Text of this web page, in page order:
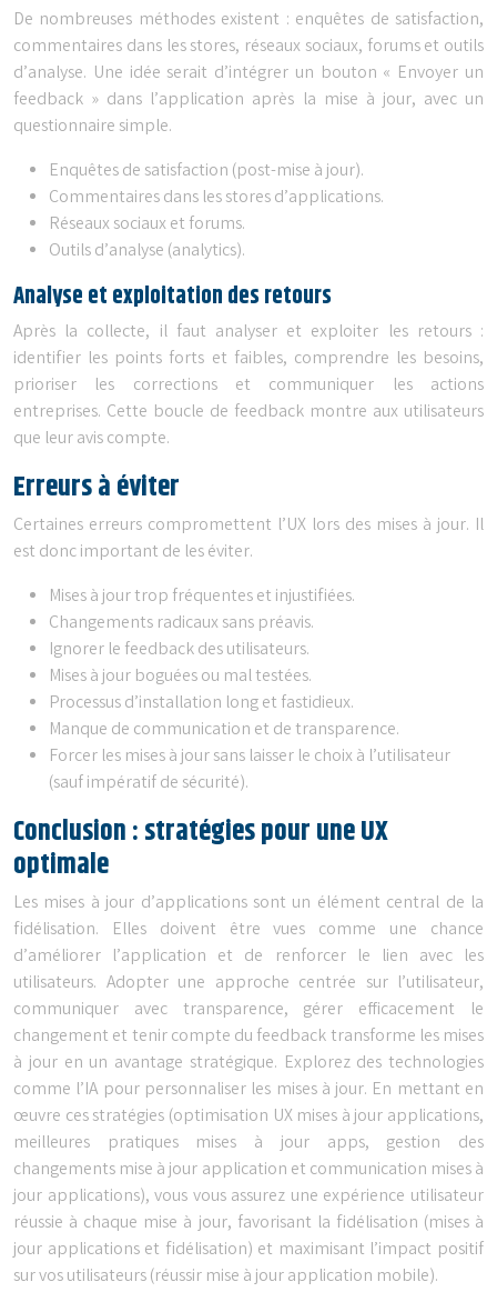
De nombreuses méthodes existent : enquêtes de satisfaction,
commentaires dans les stores, réseaux sociaux, forums et outils
d’analyse. Une idée serait d’intégrer un bouton « Envoyer un
feedback » dans l’application après la mise à jour, avec un
questionnaire simple.
Enquêtes de satisfaction (post-mise à jour).
Commentaires dans les stores d’applications.
Réseaux sociaux et forums.
Outils d’analyse (analytics).
Analyse et exploitation des retours
Après la collecte, il faut analyser et exploiter les retours :
identifier les points forts et faibles, comprendre les besoins,
prioriser les corrections et communiquer les actions
entreprises. Cette boucle de feedback montre aux utilisateurs
que leur avis compte.
Erreurs à éviter
Certaines erreurs compromettent l’UX lors des mises à jour. Il
est donc important de les éviter.
Mises à jour trop fréquentes et injustifiées.
Changements radicaux sans préavis.
Ignorer le feedback des utilisateurs.
Mises à jour boguées ou mal testées.
Processus d’installation long et fastidieux.
Manque de communication et de transparence.
Forcer les mises à jour sans laisser le choix à l’utilisateur
(sauf impératif de sécurité).
Conclusion : stratégies pour une UX
optimale
Les mises à jour d’applications sont un élément central de la
fidélisation. Elles doivent être vues comme une chance
d’améliorer l’application et de renforcer le lien avec les
utilisateurs. Adopter une approche centrée sur l’utilisateur,
communiquer avec transparence, gérer efficacement le
changement et tenir compte du feedback transforme les mises
à jour en un avantage stratégique. Explorez des technologies
comme l’IA pour personnaliser les mises à jour. En mettant en
œuvre ces stratégies (optimisation UX mises à jour applications,
meilleures pratiques mises à jour apps, gestion des
changements mise à jour application et communication mises à
jour applications), vous vous assurez une expérience utilisateur
réussie à chaque mise à jour, favorisant la fidélisation (mises à
jour applications et fidélisation) et maximisant l’impact positif
sur vos utilisateurs (réussir mise à jour application mobile).